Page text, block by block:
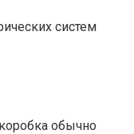
систем
обычно